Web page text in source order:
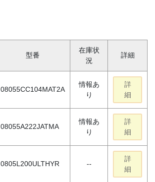
型番
在庫状
況
詳細
08055CC104MAT2A
情報あ
り
詳
細
08055A222JATMA
情報あ
り
詳
細
0805L200ULTHYR --
詳
細